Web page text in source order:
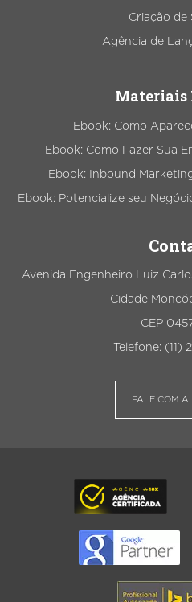
Criação de
Agência de
Materiais
Ebook: Como
Ebook: Como Fazer Sua
Ebook: Inbound
Ebook: Potencialize seu
Avenida Engenheiro Luiz Carlos
Cidade
CEP
Telefone: (11)
FALE COM A